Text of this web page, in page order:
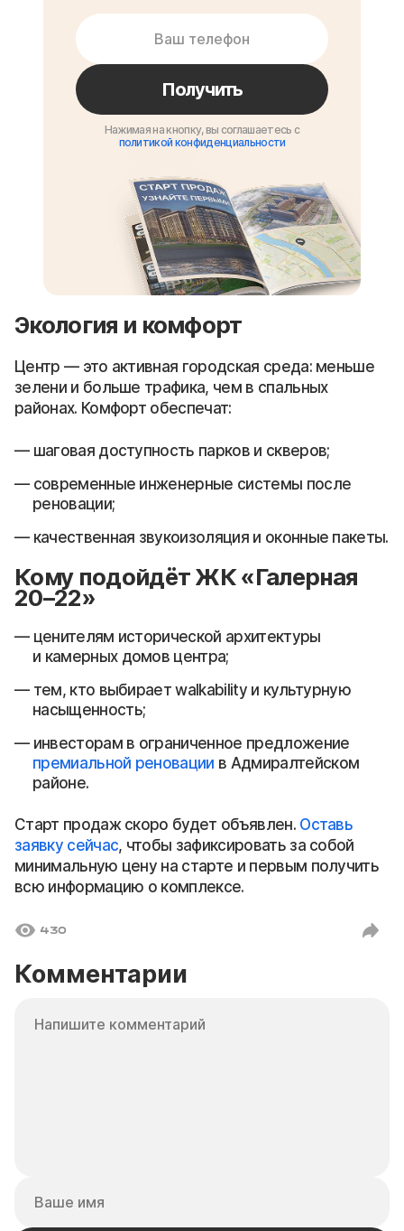
Получить
Нажимая на кнопку, вы соглашаетесь с
политикой конфиденциальности
Экология и комфорт
Центр — это активная городская среда: меньше
зелени и больше трафика, чем в спальных
районах. Комфорт обеспечат:
шаговая доступность парков и скверов;
современные инженерные системы после
реновации;
качественная звукоизоляция и оконные пакеты.
Кому подойдёт ЖК «Галерная
20–22»
ценителям исторической архитектуры
и камерных домов центра;
тем, кто выбирает walkability и культурную
насыщенность;
инвесторам в ограниченное предложение
премиальной реновации в Адмиралтейском
районе.
Старт продаж скоро будет объявлен. Оставь
заявку сейчас, чтобы зафиксировать за собой
минимальную цену на старте и первым получить
всю информацию о комплексе.
430
Комментарии